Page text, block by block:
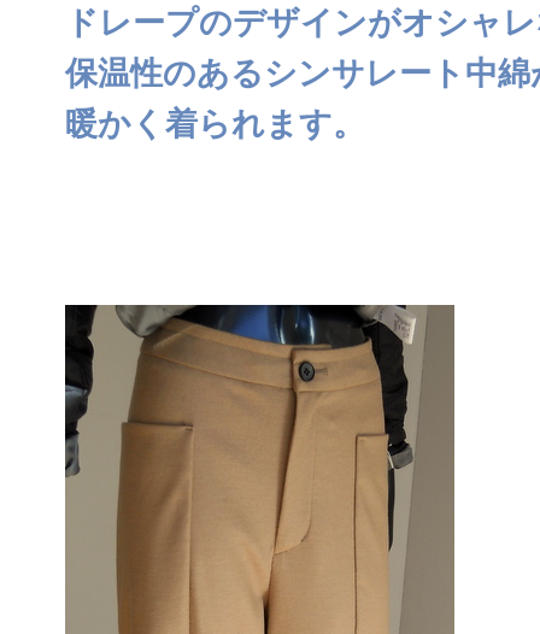
ドレープのデザインがオシャ
保温性のあるシンサレート中
暖かく着られます。